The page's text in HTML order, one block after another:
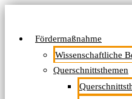
Fördermaßnahme
Wissenschaftliche
Querschnittsthemen